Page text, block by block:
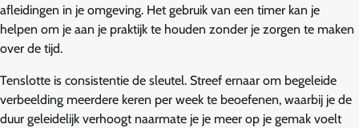
afleidingen in je omgeving. Het gebruik van een timer kan je
helpen om je aan je praktijk te houden zonder je zorgen te maken
over de tijd.
Tenslotte is consistentie de sleutel. Streef ernaar om begeleide
verbeelding meerdere keren per week te beoefenen, waarbij je de
duur geleidelijk verhoogt naarmate je je meer op je gemak voelt